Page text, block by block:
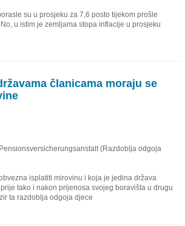
su u prosjeku za 7,6 posto tijekom prošle
u istim je zemljama stopa inflacije u prosjeku
članicama moraju se
(Razdoblja odgoja
isplatiti mirovinu i koja je jedina država
tako i nakon prijenosa svojeg boravišta u drugu
ta razdoblja odgoja djece